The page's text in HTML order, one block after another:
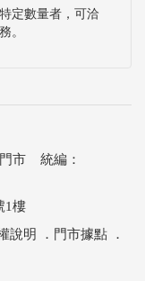
定數量者，可洽
。
市 統編：
1樓
說明 ． 門市據點 ．